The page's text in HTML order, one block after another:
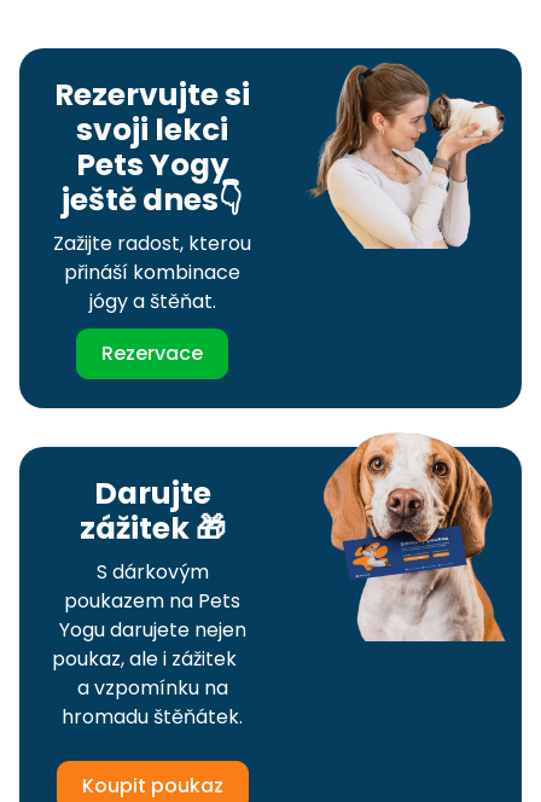
Rezervujte si
svoji lekci
Pets Yogy
ještě dnes👇
Zažijte radost, kterou
přináší kombinace
jógy a štěňat.
Rezervace
Darujte
zážitek 🎁
S dárkovým
poukazem na Pets
Yogu darujete nejen
poukaz, ale i zážitek
a vzpomínku na
hromadu štěňátek.
Koupit poukaz